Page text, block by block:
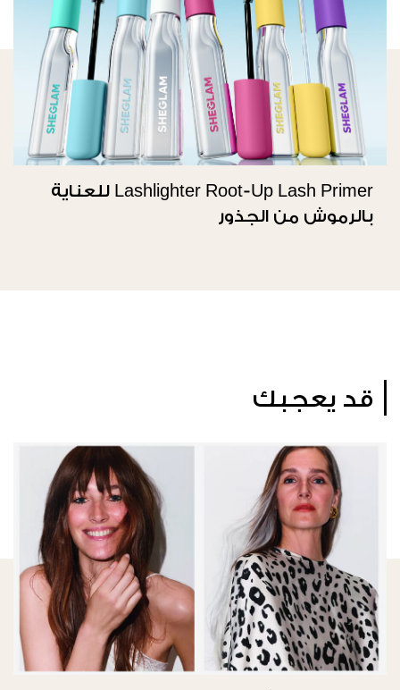
Lashlighter Root-Up Lash Primer للعناية
بالرموش من الجذور
قد يعجبك